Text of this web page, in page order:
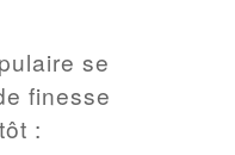
se
finesse
: